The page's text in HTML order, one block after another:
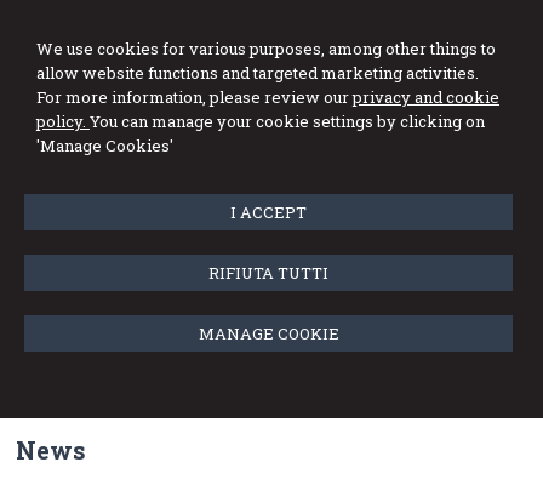
We use cookies for various purposes, among other things to
allow website functions and targeted marketing activities.
For more information, please review ourprivacy and cookie
policy. You can manage your cookie settings by clicking on
'Manage Cookies'
I ACCEPT
RIFIUTA TUTTI
MANAGE COOKIE
dic The new studio website is online
News